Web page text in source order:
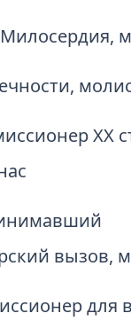
XX
вызов,
для